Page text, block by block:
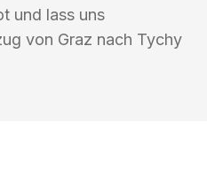
und lass uns
von Graz nach Tychy